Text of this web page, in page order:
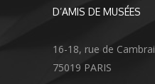
D’AMIS DE MUSÉES
16-18, rue de Cambrai
75019 PARIS